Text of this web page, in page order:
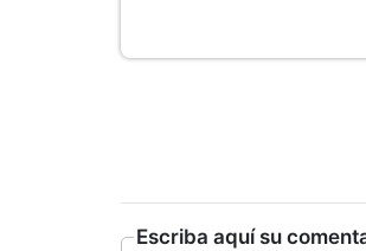
Escriba aquí su